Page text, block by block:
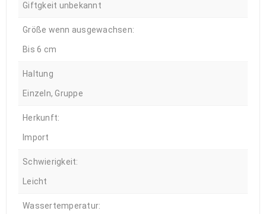
Giftgkeit unbekannt
Größe wenn ausgewachsen:
Bis 6 cm
Haltung
Einzeln, Gruppe
Herkunft:
Import
Schwierigkeit:
Leicht
Wassertemperatur: